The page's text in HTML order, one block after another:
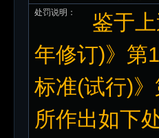
处罚说明：
鉴于
年修订)》第
标准(试行)
所作出如下